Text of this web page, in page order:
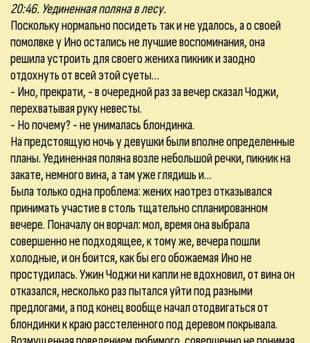
20:46. Уединенная поляна в лесу.
Поскольку нормально посидеть так и не удалось, а о своей
помолвке у Ино остались не лучшие воспоминания, она
решила устроить для своего жениха пикник и заодно
отдохнуть от всей этой суеты…
- Ино, прекрати, - в очередной раз за вечер сказал Чоджи,
перехватывая руку невесты.
- Но почему? - не унималась блондинка.
На предстоящую ночь у девушки были вполне определенные
планы. Уединенная поляна возле небольшой речки, пикник на
закате, немного вина, а там уже глядишь и…
Была только одна проблема: жених наотрез отказывался
принимать участие в столь тщательно спланированном
вечере. Поначалу он ворчал: мол, время она выбрала
совершенно не подходящее, к тому же, вечера пошли
холодные, и он боится, как бы его обожаемая Ино не
простудилась. Ужин Чоджи ни капли не вдохновил, от вина он
отказался, несколько раз пытался уйти под разными
предлогами, а под конец вообще начал отодвигаться от
блондинки к краю расстеленного под деревом покрывала.